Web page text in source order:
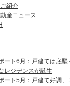
紹介
産ニュース
ート6月：戸建ては底
レジデンスが誕生
ート5月：戸建て好調